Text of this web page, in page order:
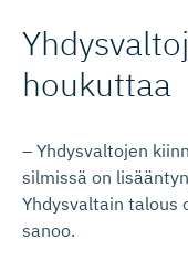
houkuttaa
– Yhdysvaltojen
silmissä on
Yhdysvaltain talous
sanoo.